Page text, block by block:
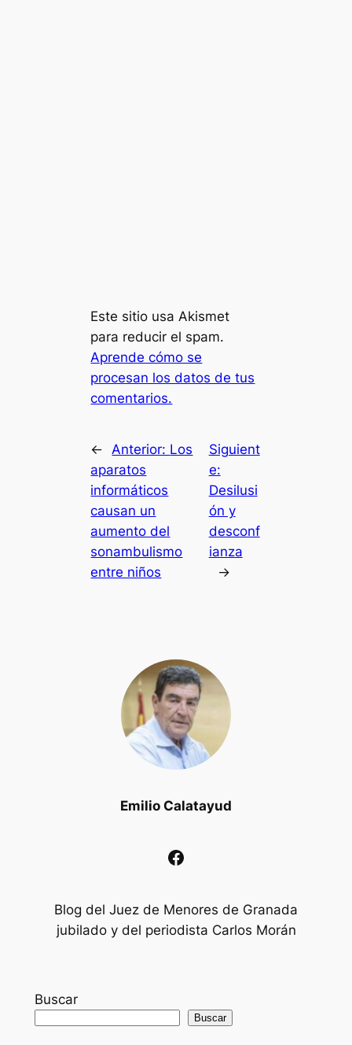
Emilio Calatayud
Facebook
Blog del Juez de Menores de Granada
jubilado y del periodista Carlos Morán
Este sitio usa Akismet
para reducir el spam.
Aprende cómo se
procesan los datos de tus
comentarios.
← Anterior: Los
aparatos
informáticos
causan un
aumento del
sonambulismo
entre niños
Siguient
e:
Desilusi
ón y
desconf
ianza
→
Buscar
Buscar